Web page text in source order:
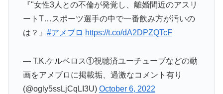
『"女性3人との不倫が発覚し、離婚間近のアスリ
ートT…スポーツ選手の中で一番飲み方が汚いの
は？』 #アメブロ https://t.co/dA2DPZQTcF
— T.K.ケルベロス①視聴済ユーチューブなどの動
画をアメブロに掲載垢、過激なコメント有り
(@ogly5ssLjCqLI3U) October 6, 2022